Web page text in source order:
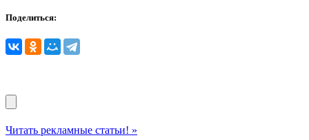
Поделиться:
Читать рекламные статьи! »